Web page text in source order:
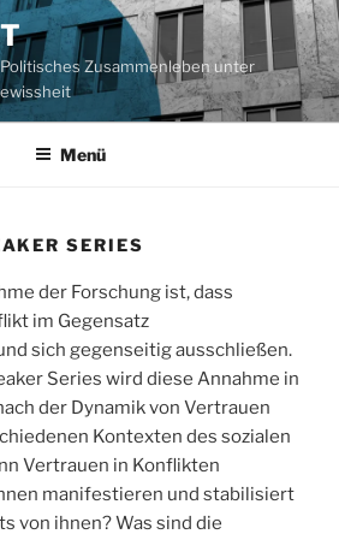
Zusammenleben unter
Menü
SERIES
der Forschung ist, dass
im Gegensatz
sich gegenseitig ausschließen.
Series wird diese Annahme in
der Dynamik von Vertrauen
Kontexten des sozialen
Vertrauen in Konflikten
manifestieren und stabilisiert
von ihnen? Was sind die